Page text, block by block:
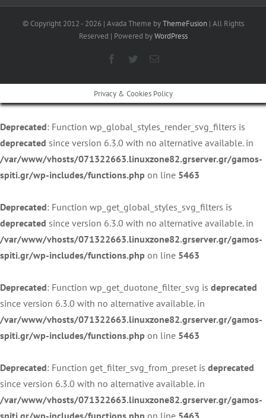
© Copyright 2012 - 2026 | Avada Theme byThemeFusion| All Rights
Reserved | Powered byWordPress
Facebook
TwitterEmail
Privacy & Cookies Policy
Deprecated: Function wp_global_styles_render_svg_filters is
deprecated since version 6.3.0 with no alternative available. in
/var/www/vhosts/071322663.linuxzone82.grserver.gr/gamos-
spiti.gr/wp-includes/functions.php on line 5463
Deprecated: Function wp_get_global_styles_svg_filters is
deprecated since version 6.3.0 with no alternative available. in
/var/www/vhosts/071322663.linuxzone82.grserver.gr/gamos-
spiti.gr/wp-includes/functions.php on line 5463
Deprecated: Function wp_get_duotone_filter_svg is deprecated
since version 6.3.0 with no alternative available. in
/var/www/vhosts/071322663.linuxzone82.grserver.gr/gamos-
spiti.gr/wp-includes/functions.php on line 5463
Deprecated: Function get_filter_svg_from_preset is deprecated
since version 6.3.0 with no alternative available. in
/var/www/vhosts/071322663.linuxzone82.grserver.gr/gamos-
spiti.gr/wp-includes/functions.php on line 5463